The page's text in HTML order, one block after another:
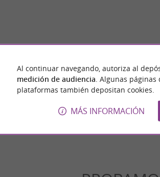
en el fascinante mundo de los bisontes. ¡Visita el
de Animales de Lapenne, junto a la Granja de ...
Al continuar navegando, autoriza al
medición de audiencia . Algunas
plataformas también depositan cookies.
MÁS INFORMACIÓN